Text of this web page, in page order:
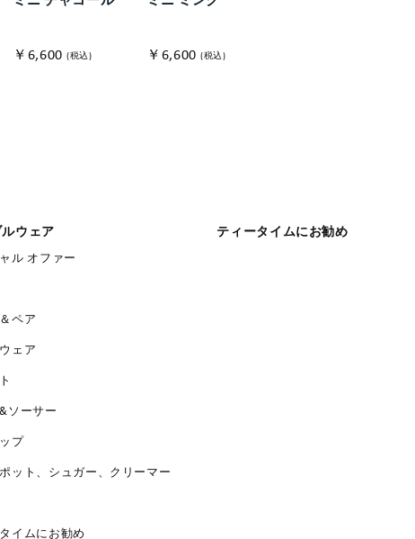
￥6,600 (税込) ￥6,600 (税込)
ウェア
ル オファー
ペア
ェア
ソーサー
プ
ット、シュガー、クリーマー
イムにお勧め
ティータイムにお勧め